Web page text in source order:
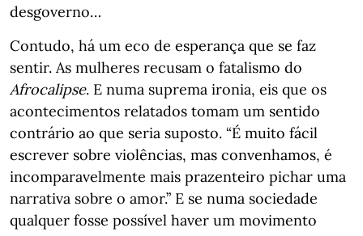
desgoverno…
Contudo, há um eco de esperança que se faz
sentir. As mulheres recusam o fatalismo do
Afrocalipse. E numa suprema ironia, eis que os
acontecimentos relatados tomam um sentido
contrário ao que seria suposto. “É muito fácil
escrever sobre violências, mas convenhamos, é
incomparavelmente mais prazenteiro pichar uma
narrativa sobre o amor.” E se numa sociedade
qualquer fosse possível haver um movimento